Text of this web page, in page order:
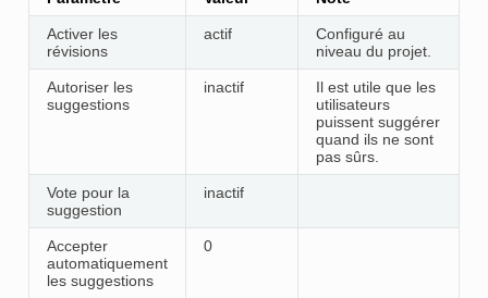
Activer les
révisions
actif
Configuré au
niveau du projet.
Autoriser les
suggestions
inactif
Il est utile que les
utilisateurs
puissent suggérer
quand ils ne sont
pas sûrs.
Vote pour la
suggestion
inactif
Accepter
automatiquement
les suggestions
0